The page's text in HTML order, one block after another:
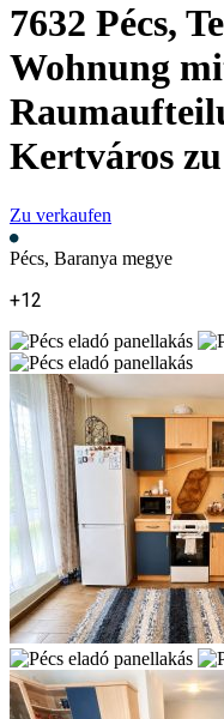
7632 Pécs,
Wohnung
Kertváros
Zu verkaufen
Pécs, Baranya megye
+12